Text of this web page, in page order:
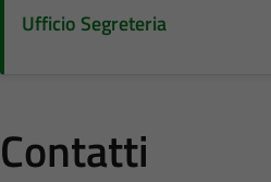
Ufficio Segreteria
Contatti